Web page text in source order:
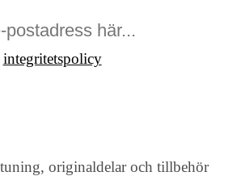
integritetspolicy
originaldelar och tillbehör